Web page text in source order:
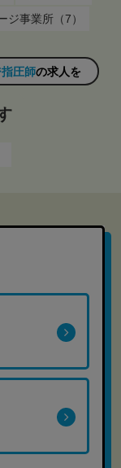
ジ事業所（7）
圧師の求人を